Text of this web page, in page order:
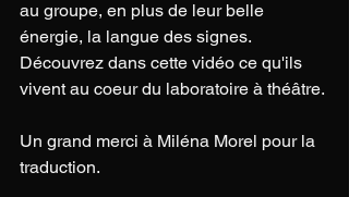
au groupe, en plus de leur belle
énergie, la langue des signes.
Découvrez dans cette vidéo ce qu'ils
vivent au coeur du laboratoire à théâtre.
Un grand merci à Miléna Morel pour la
traduction.